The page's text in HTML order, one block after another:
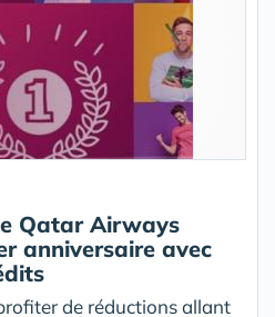
Qatar Airways
anniversaire avec
de réductions allant